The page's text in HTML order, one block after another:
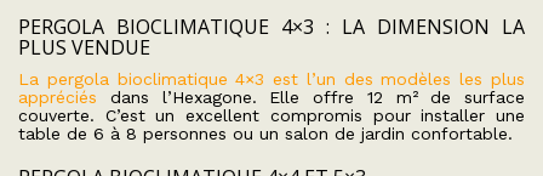
PERGOLA BIOCLIMATIQUE 4×3 : LA DIMENSION LA
PLUS VENDUE
La pergola bioclimatique 4×3 est l’un des modèles les plus
appréciés dans l’Hexagone. Elle offre 12 m² de surface
couverte. C’est un excellent compromis pour installer une
table de 6 à 8 personnes ou un salon de jardin confortable.